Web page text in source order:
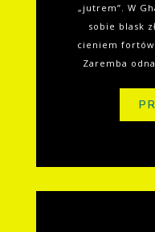
„jutrem”. W
sobie blask
cieniem
Zaremba